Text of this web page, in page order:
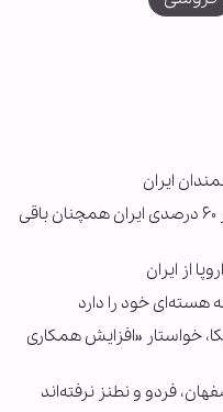
ایران
‌آژانس بین‌المللی انرژی اتمی: ذخایر ۶۰ درصدی ایران همچنان باقی
از ایران
هسته‌ای خود را دارد
خواستار «افزایش همکاری
فردو و نطنز نرفته‌اند